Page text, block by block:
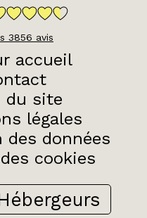
3856 avis
accueil
du site
légales
des données
cookies